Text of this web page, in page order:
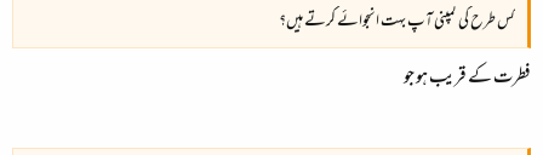
کس طرح کی کمپنی آپ بہت انجوائے کرتے ہیں؟
فطرت کے قریب ہو جو